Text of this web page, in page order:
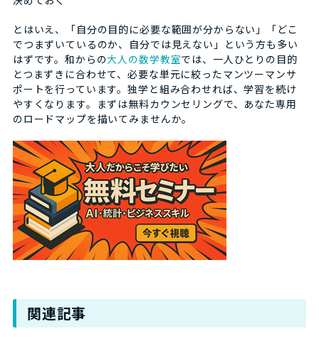
とはいえ、「自分の目的に必要な範囲が分からない」「どこ
でつまずいているのか、自分では見えない」という方も多い
はずです。和からの大人の数学教室では、一人ひとりの目的
とつまずきに合わせて、必要な単元に絞ったマンツーマンサ
ポートを行っています。独学と組み合わせれば、学習を続け
やすくなります。まずは無料カウンセリングで、あなた専用
のロードマップを描いてみませんか。
関連記事